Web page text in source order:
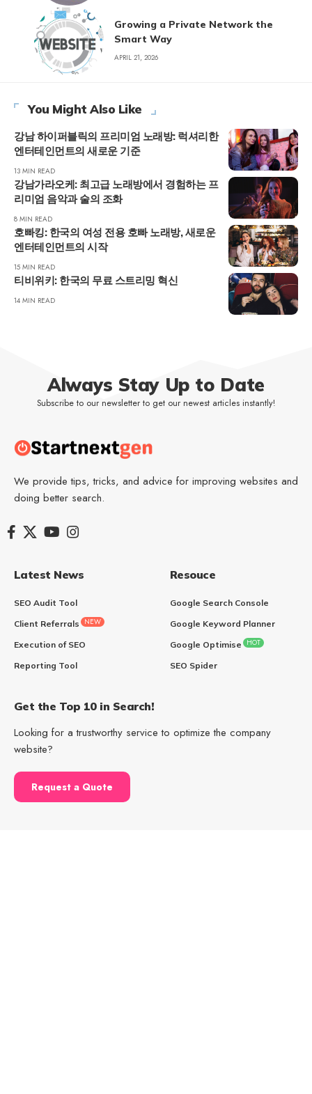
Growing a Private Network the
Smart Way
APRIL 21, 2026
You Might Also Like
강남 하이퍼블릭의 프리미엄 노래방: 럭셔리한
엔터테인먼트의 새로운 기준
13 MIN READ
강남가라오케: 최고급 노래방에서 경험하는 프
리미엄 음악과 술의 조화
8 MIN READ
호빠킹: 한국의 여성 전용 호빠 노래방, 새로운
엔터테인먼트의 시작
15 MIN READ
티비위키: 한국의 무료 스트리밍 혁신
14 MIN READ
Always Stay Up to Date
Subscribe to our newsletter to get our newest articles instantly!
We provide tips, tricks, and advice for improving websites and
doing better search.
Latest News
SEO Audit Tool
Client Referrals NEW
Execution of SEO
Reporting Tool
Resouce
Google Search Console
Google Keyword Planner
Google Optimise HOT
SEO Spider
Get the Top 10 in Search!
Looking for a trustworthy service to optimize the company
website?
Request a Quote